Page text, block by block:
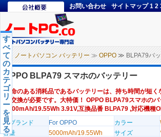
お問い合わせ サイトマップ 1 2
ノートパソコン バッテリー ≫ OPPO ≫ BLPA79バ
す
べ
て
の
カ
テ
ゴ
リ
ー
を
見
る
OPPO BLPA79 スマホのバッテリー
寿命のある消耗品であるバッテリーは、持ち時間が短く
ー交換が必要です。大特価！ OPPO BLPA79スマホの
5000mAh/19.55Wh 3.91V,互換品番 BLPA79 ,対応機種
のブランド
For OPPO カラー
容量
5000mAh/19.55Wh サイズ